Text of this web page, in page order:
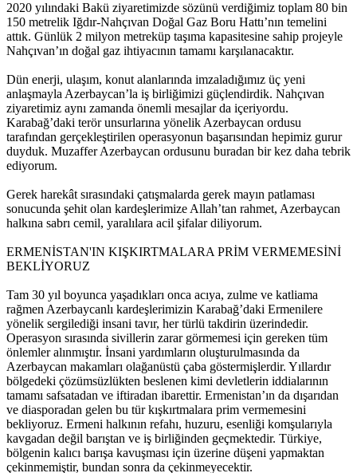
2020 yılındaki Bakü ziyaretimizde sözünü verdiğimiz toplam 80 bin
150 metrelik Iğdır-Nahçıvan Doğal Gaz Boru Hattı’nın temelini
attık. Günlük 2 milyon metreküp taşıma kapasitesine sahip projeyle
Nahçıvan’ın doğal gaz ihtiyacının tamamı karşılanacaktır.
Dün enerji, ulaşım, konut alanlarında imzaladığımız üç yeni
anlaşmayla Azerbaycan’la iş birliğimizi güçlendirdik. Nahçıvan
ziyaretimiz aynı zamanda önemli mesajlar da içeriyordu.
Karabağ’daki terör unsurlarına yönelik Azerbaycan ordusu
tarafından gerçekleştirilen operasyonun başarısından hepimiz gurur
duyduk. Muzaffer Azerbaycan ordusunu buradan bir kez daha tebrik
ediyorum.
Gerek harekât sırasındaki çatışmalarda gerek mayın patlaması
sonucunda şehit olan kardeşlerimize Allah’tan rahmet, Azerbaycan
halkına sabrı cemil, yaralılara acil şifalar diliyorum.
ERMENİSTAN'IN KIŞKIRTMALARA PRİM VERMEMESİNİ
BEKLİYORUZ
Tam 30 yıl boyunca yaşadıkları onca acıya, zulme ve katliama
rağmen Azerbaycanlı kardeşlerimizin Karabağ’daki Ermenilere
yönelik sergilediği insani tavır, her türlü takdirin üzerindedir.
Operasyon sırasında sivillerin zarar görmemesi için gereken tüm
önlemler alınmıştır. İnsani yardımların oluşturulmasında da
Azerbaycan makamları olağanüstü çaba göstermişlerdir. Yıllardır
bölgedeki çözümsüzlükten beslenen kimi devletlerin iddialarının
tamamı safsatadan ve iftiradan ibarettir. Ermenistan’ın da dışarıdan
ve diasporadan gelen bu tür kışkırtmalara prim vermemesini
bekliyoruz. Ermeni halkının refahı, huzuru, esenliği komşularıyla
kavgadan değil barıştan ve iş birliğinden geçmektedir. Türkiye,
bölgenin kalıcı barışa kavuşması için üzerine düşeni yapmaktan
çekinmemiştir, bundan sonra da çekinmeyecektir.